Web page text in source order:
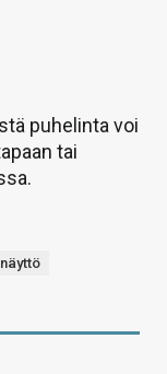
puhelinta voi
tai